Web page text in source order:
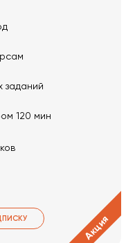
заданий
120 мин
Акция